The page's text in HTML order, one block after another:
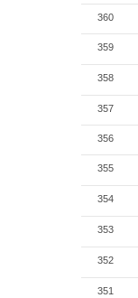
360
359
358
357
356
355
354
353
352
351